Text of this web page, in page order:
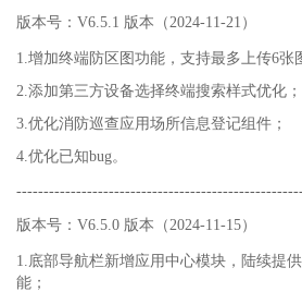
版本号：V6.5.1 版本（2024-11-21）
1.增加终端防区图功能，支持最多上传6张
2.添加第三方设备选择终端搜索样式优化；
3.优化消防巡查应用场所信息登记组件；
4.优化已知bug。
版本号：V6.5.0 版本（2024-11-15）
1.底部导航栏新增应用中心模块，陆续提
能；